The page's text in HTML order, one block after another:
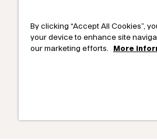
By clicking “Accept All Cookies”,
your device to enhance site
our marketing efforts.
More